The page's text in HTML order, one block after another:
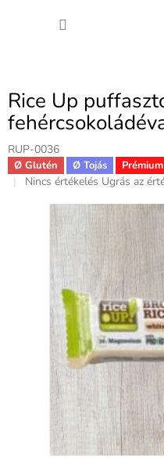
Rice Up
RUP-0036
Ø Glutén Ø Tojás Prémium
A
csillag.
Nincs értékelés Ugrás az